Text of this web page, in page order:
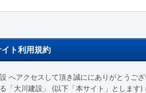
ト利用規約
へアクセスして頂き誠ににありがとうご
「大川建設」 (以下「本サイト」とします